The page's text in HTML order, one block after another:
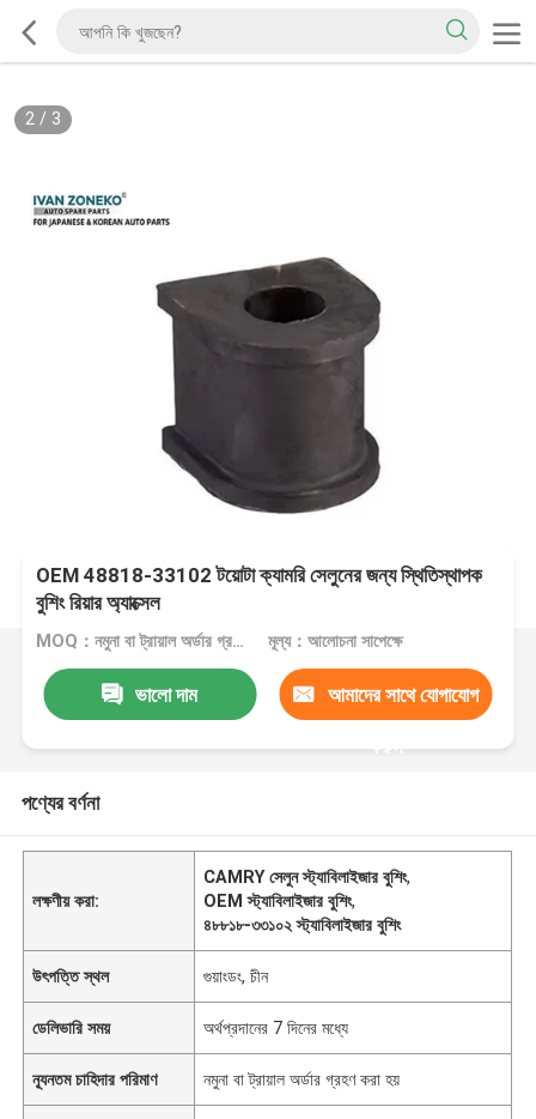
2/ 3
OEM 48818-33102 টয়োটা ক্যামরি সেলুনের জন্য স্থিতিস্থাপক
বুশিং রিয়ার অ্যাক্সেল
MOQ：নমুনা বা ট্রায়াল অর্ডার গ্রহণ করা হয় মূল্য：আলোচনা সাপেক্ষে
ভালো দাম আমাদের সাথে যোগাযোগ
করুন
পণ্যের বর্ণনা
লক্ষণীয় করা:
CAMRY সেলুন স্ট্যাবিলাইজার বুশিং,
OEM স্ট্যাবিলাইজার বুশিং,
৪৮৮১৮-৩৩১০২ স্ট্যাবিলাইজার বুশিং
উৎপত্তি স্থল গুয়াংডং, চীন
ডেলিভারি সময় অর্থপ্রদানের 7 দিনের মধ্যে
ন্যূনতম চাহিদার পরিমাণ নমুনা বা ট্রায়াল অর্ডার গ্রহণ করা হয়